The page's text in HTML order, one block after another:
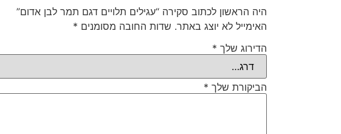
היה הראשון לכתוב סקירה “עגילים תלויים דגם תמר לבן אדום”
האימייל לא יוצג באתר. שדות החובה מסומנים *
הדירוג שלך *
הביקורת שלך *